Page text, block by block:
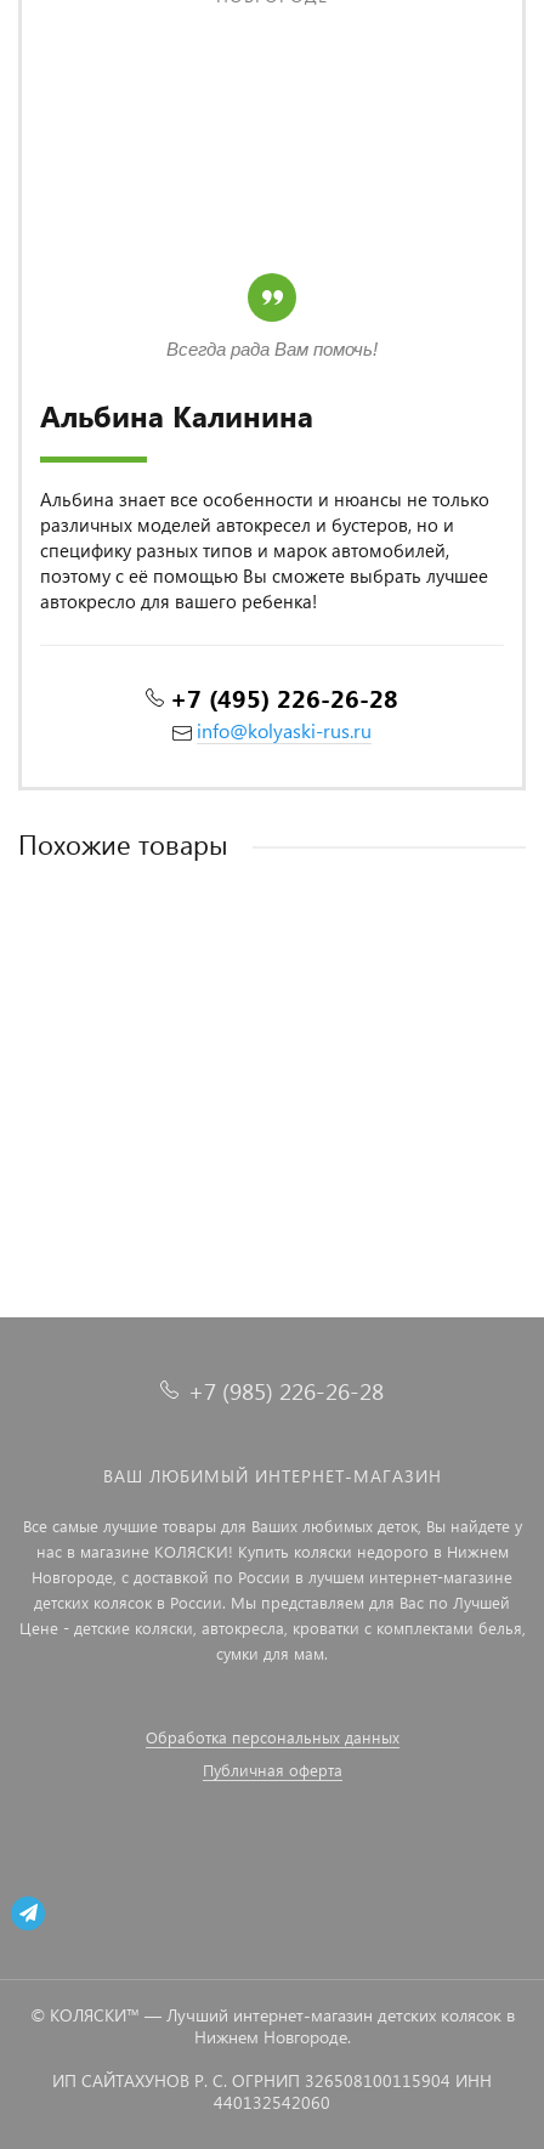
Альбина Калинина
Альбина знает все особенности и нюансы не только
различных моделей автокресел и бустеров, но и
специфику разных типов и марок автомобилей,
поэтому с её помощью Вы сможете выбрать лучшее
автокресло для вашего ребенка!
+7 (495) 226-26-28
info@kolyaski-rus.ru
Всегда рада Вам помочь!
Похожие товары
+7 (985) 226-26-28
ВАШ ЛЮБИМЫЙ ИНТЕРНЕТ-МАГАЗИН
Все самые лучшие товары для Ваших любимых деток, Вы найдете у
нас в магазине КОЛЯСКИ! Купить коляски недорого в Нижнем
Новгороде, с доставкой по России в лучшем интернет-магазине
детских колясок в России. Мы представляем для Вас по Лучшей
Цене - детские коляски, автокресла, кроватки с комплектами белья,
сумки для мам.
Обработка персональных данных
Публичная оферта
© КОЛЯСКИ™ — Лучший интернет-магазин детских колясок в
Нижнем Новгороде.
ИП САЙТАХУНОВ Р. С. ОГРНИП 326508100115904 ИНН
440132542060